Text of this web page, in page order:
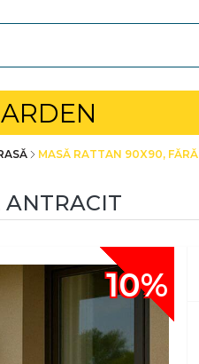
MASĂ RATTAN 90X90,
ANTRACIT
10%